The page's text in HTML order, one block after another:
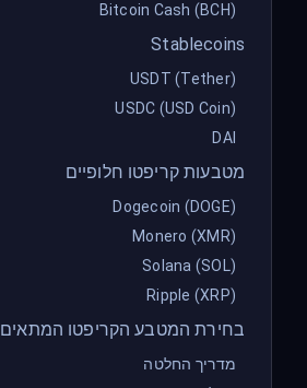
Bitcoin Cash (BCH)
Stablecoins
USDT (Tether)
USDC (USD Coin)
DAI
מטבעות קריפטו חלופיים
Dogecoin (DOGE)
Monero (XMR)
Solana (SOL)
Ripple (XRP)
בחירת המטבע הקריפטו המתאים
מדריך החלטה